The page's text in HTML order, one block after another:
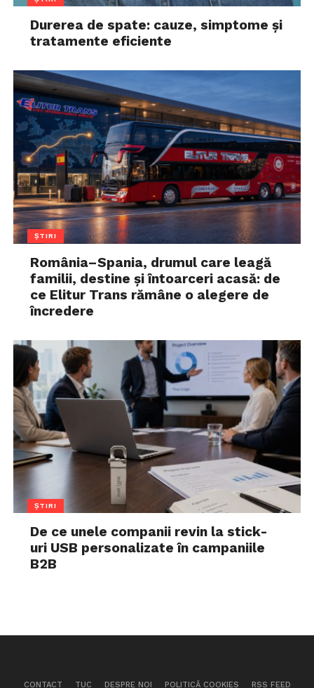
Durerea de spate: cauze, simptome și
tratamente eficiente
ȘTIRI
România–Spania, drumul care leagă
familii, destine și întoarceri acasă: de
ce Elitur Trans rămâne o alegere de
încredere
ȘTIRI
De ce unele companii revin la stick-
uri USB personalizate în campaniile
B2B
CONTACT TUC DESPRE NOI POLITICĂ COOKIES RSS FEED